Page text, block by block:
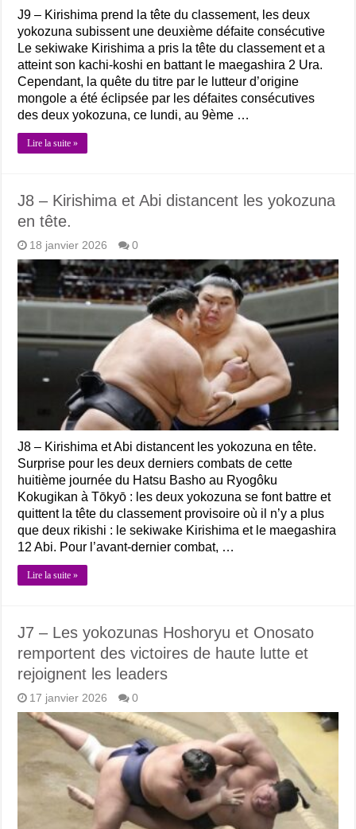
J9 – Kirishima prend la tête du classement, les deux
yokozuna subissent une deuxième défaite consécutive
Le sekiwake Kirishima a pris la tête du classement et a
atteint son kachi-koshi en battant le maegashira 2 Ura.
Cependant, la quête du titre par le lutteur d’origine
mongole a été éclipsée par les défaites consécutives
des deux yokozuna, ce lundi, au 9ème …
Lire la suite »
J8 – Kirishima et Abi distancent les yokozuna
en tête.
18 janvier 2026 0
J8 – Kirishima et Abi distancent les yokozuna en tête.
Surprise pour les deux derniers combats de cette
huitième journée du Hatsu Basho au Ryogôku
Kokugikan à Tōkyō : les deux yokozuna se font battre et
quittent la tête du classement provisoire où il n’y a plus
que deux rikishi : le sekiwake Kirishima et le maegashira
12 Abi. Pour l’avant-dernier combat, …
Lire la suite »
J7 – Les yokozunas Hoshoryu et Onosato
remportent des victoires de haute lutte et
rejoignent les leaders
17 janvier 2026 0